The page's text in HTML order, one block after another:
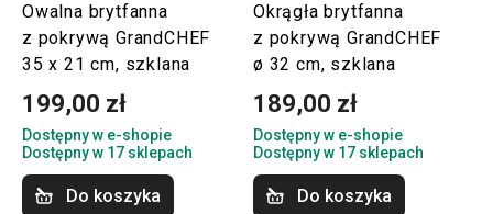
Owalna brytfanna
z pokrywą GrandCHEF
35 x 21 cm, szklana
199,00 zł
Dostępny w e-shopie
Dostępny w 17 sklepach
Do koszyka
Okrągła brytfanna
z pokrywą GrandCHEF
ø 32 cm, szklana
189,00 zł
Dostępny w e-shopie
Dostępny w 17 sklepach
Do koszyka